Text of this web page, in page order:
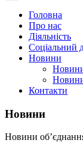
Головна
Про нас
Діяльність
Соціальний
Новини
Контакти
Новини
Новини